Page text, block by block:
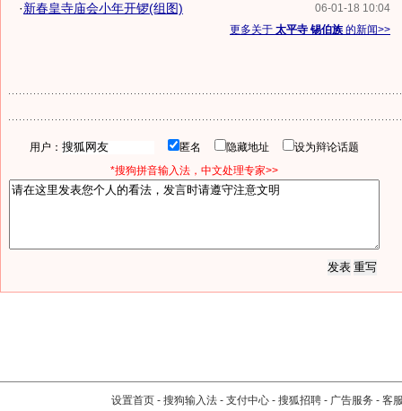
06-01-18 10:04
·新春皇寺庙会小年开锣(组图)
更多关于 太平寺 锡伯族 的新闻>>
用户： 匿名 隐藏地址
设为辩论话题
*搜狗拼音输入法，中文处理专家>>
设置首页 - 搜狗输入法 - 支付中心 - 搜狐招聘 - 广告服务 - 客